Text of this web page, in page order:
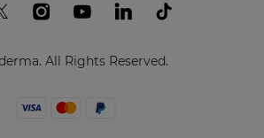
All Rights Reserved.